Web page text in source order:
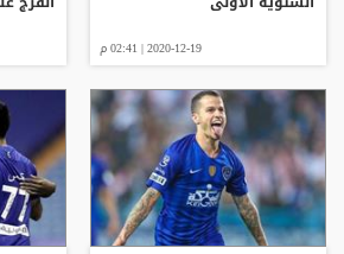
2020-12-19 | 02:41 م